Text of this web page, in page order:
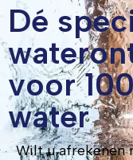
Dé
voor
water
Wilt u afrekenen